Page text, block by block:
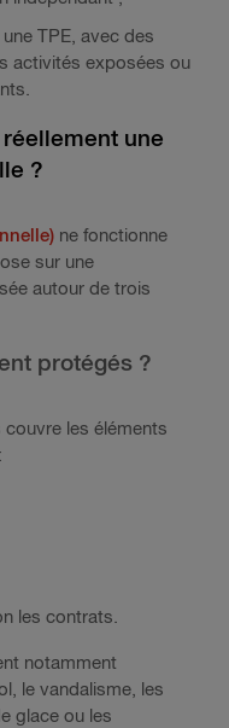
TPE, avec des
activités exposées ou
une
?
ne fonctionne
sur une
autour de trois
protégés ?
couvre les éléments
les contrats.
notamment
le vandalisme, les
glace ou les